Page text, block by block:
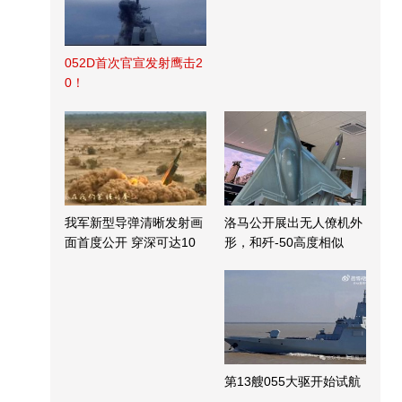
052D首次官宣发射鹰击2
0！
我军新型导弹清晰发射画
面首度公开 穿深可达10
洛马公开展出无人僚机外
形，和歼-50高度相似
第13艘055大驱开始试航